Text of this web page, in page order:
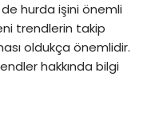
hurda işini önemli
trendlerin takip
oldukça önemlidir.
hakkında bilgi